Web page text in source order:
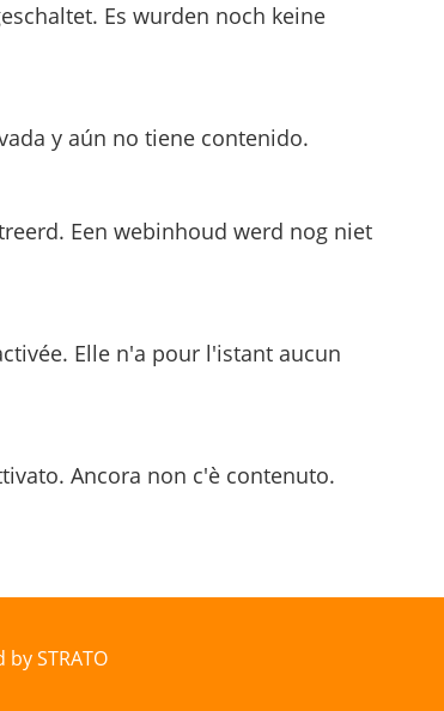
Es wurden noch keine
y aún no tiene contenido.
Een webinhoud werd nog niet
Elle n'a pour l'istant aucun
Ancora non c'è contenuto.
by STRATO